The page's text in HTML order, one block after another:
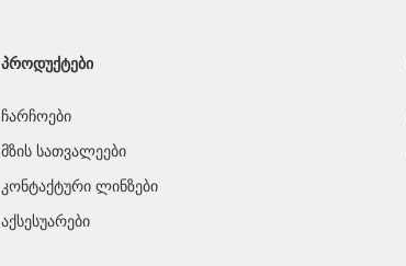
ᲞᲠᲝᲓᲣᲥᲢᲔᲑᲘ
ჩარჩოები
მზის სათვალეები
კონტაქტური ლინზები
აქსესუარები